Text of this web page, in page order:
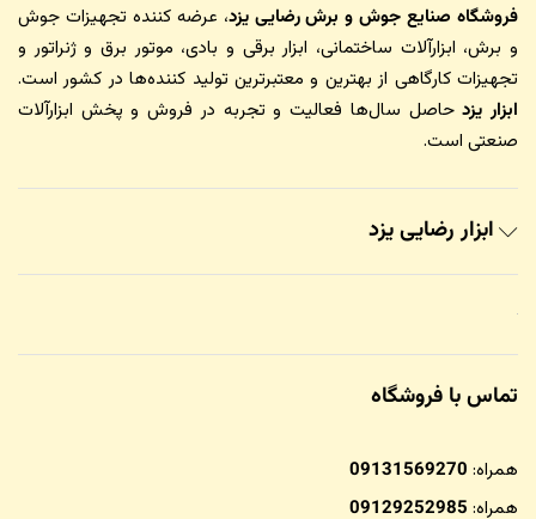
فروشگاه صنایع جوش و برش رضایی یزد، عرضه کننده تجهیزات جوش
و برش، ابزارآلات ساختمانی، ابزار برقی و بادی، موتور برق و ژنراتور و
تجهیزات کارگاهی از بهترین و معتبرترین تولید کننده‌ها در کشور است.
ابزار یزدحاصل سال‌ها فعالیت و تجربه در فروش و پخش ابزارآلات
صنعتی است.
ابزار رضایی یزد
تماس با فروشگاه
همراه: 09131569270
همراه: 09129252985